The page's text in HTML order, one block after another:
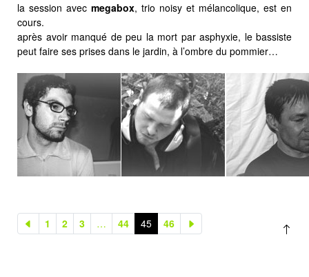
la session avec megabox, trio noisy et mélancolique, est en
cours.
après avoir manqué de peu la mort par asphyxie, le bassiste
peut faire ses prises dans le jardin, à l’ombre du pommier…
1 2 3 … 44 45 46